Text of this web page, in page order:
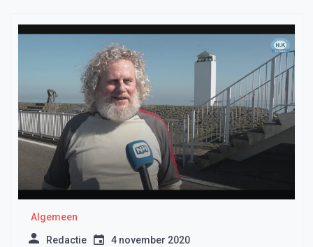
Algemeen
Redactie 4 november 2020